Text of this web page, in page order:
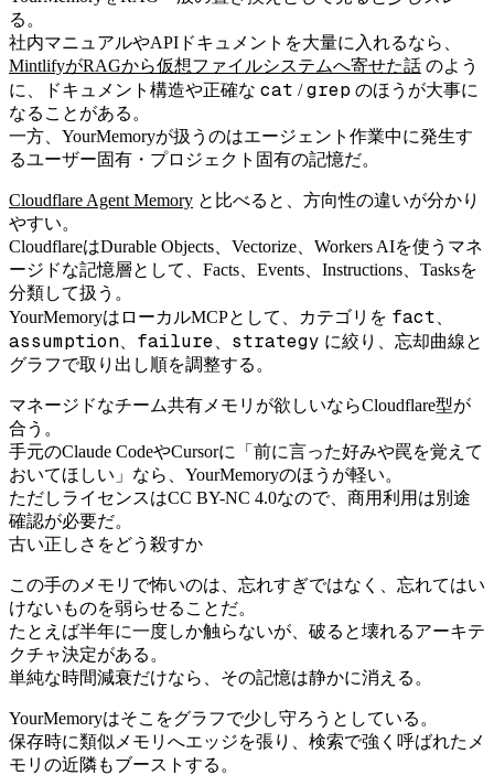
る。
社内マニュアルやAPIドキュメントを大量に入れるなら、
MintlifyがRAGから仮想ファイルシステムへ寄せた話 のよう
に、ドキュメント構造や正確な cat /grep のほうが大事に
なることがある。
一方、YourMemoryが扱うのはエージェント作業中に発生す
るユーザー固有・プロジェクト固有の記憶だ。
Cloudflare Agent Memory と比べると、方向性の違いが分かり
やすい。
CloudflareはDurable Objects、Vectorize、Workers AIを使うマネ
ージドな記憶層として、Facts、Events、Instructions、Tasksを
分類して扱う。
YourMemoryはローカルMCPとして、カテゴリを fact
assumption failure strategy に絞り、忘却曲線と
グラフで取り出し順を調整する。
マネージドなチーム共有メモリが欲しいならCloudflare型が
合う。
手元のClaude CodeやCursorに「前に言った好みや罠を覚えて
おいてほしい」なら、YourMemoryのほうが軽い。
ただしライセンスはCC BY-NC 4.0なので、商用利用は別途
確認が必要だ。
古い正しさをどう殺すか
この手のメモリで怖いのは、忘れすぎではなく、忘れてはい
けないものを弱らせることだ。
たとえば半年に一度しか触らないが、破ると壊れるアーキテ
クチャ決定がある。
単純な時間減衰だけなら、その記憶は静かに消える。
YourMemoryはそこをグラフで少し守ろうとしている。
保存時に類似メモリへエッジを張り、検索で強く呼ばれたメ
モリの近隣もブーストする。